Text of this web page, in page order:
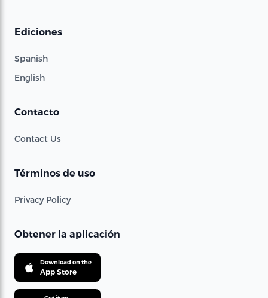
Ediciones
Spanish
English
Contacto
Contact Us
Términos de uso
Privacy Policy
Obtener la aplicación
Download on the
App Store